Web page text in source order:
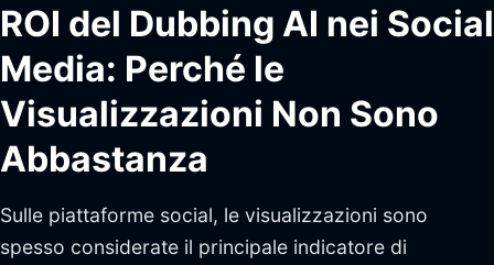
ROI del Dubbing AI nei Social
Media: Perché le
Visualizzazioni Non Sono
Abbastanza
Sulle piattaforme social, le visualizzazioni sono
spesso considerate il principale indicatore di